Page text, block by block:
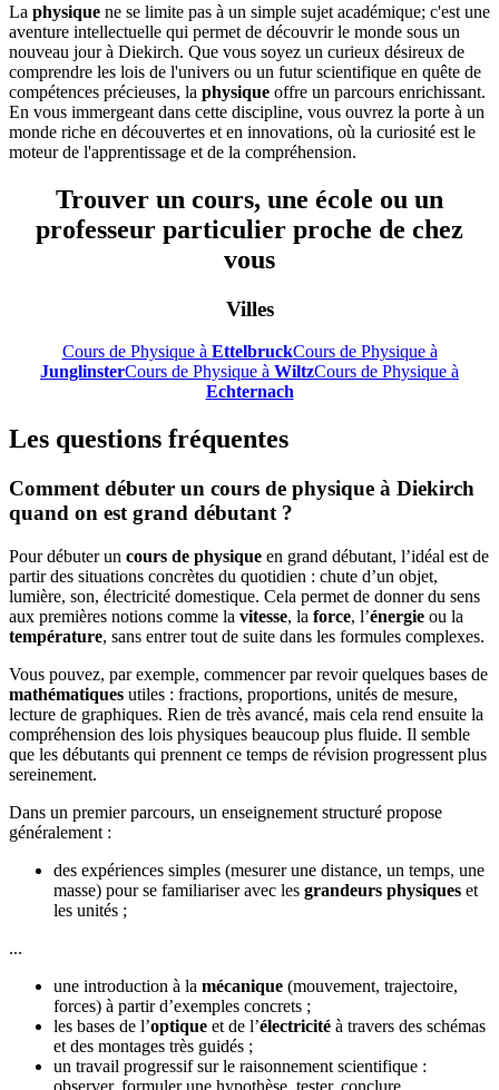
La physique ne se limite pas à un simple sujet académique; c'est une
aventure intellectuelle qui permet de découvrir le monde sous un
nouveau jour à Diekirch. Que vous soyez un curieux désireux de
comprendre les lois de l'univers ou un futur scientifique en quête de
compétences précieuses, la physique offre un parcours enrichissant.
En vous immergeant dans cette discipline, vous ouvrez la porte à un
monde riche en découvertes et en innovations, où la curiosité est le
moteur de l'apprentissage et de la compréhension.
Trouver un cours, une école ou un
professeur particulier proche de chez
vous
Villes
Cours de Physique à EttelbruckCours de Physique à
JunglinsterCours de Physique à WiltzCours de Physique à
Echternach
Les questions fréquentes
Comment débuter un cours de physique à Diekirch
quand on est grand débutant ?
Pour débuter un cours de physique en grand débutant, l’idéal est de
partir des situations concrètes du quotidien : chute d’un objet,
lumière, son, électricité domestique. Cela permet de donner du sens
aux premières notions comme la vitesse, la force, l’énergie ou la
température, sans entrer tout de suite dans les formules complexes.
Vous pouvez, par exemple, commencer par revoir quelques bases de
mathématiques utiles : fractions, proportions, unités de mesure,
lecture de graphiques. Rien de très avancé, mais cela rend ensuite la
compréhension des lois physiques beaucoup plus fluide. Il semble
que les débutants qui prennent ce temps de révision progressent plus
sereinement.
Dans un premier parcours, un enseignement structuré propose
généralement :
des expériences simples (mesurer une distance, un temps, une
masse) pour se familiariser avec les grandeurs physiques et
les unités ;
...
une introduction à la mécanique (mouvement, trajectoire,
forces) à partir d’exemples concrets ;
les bases de l’optique et de l’électricité à travers des schémas
et des montages très guidés ;
un travail progressif sur le raisonnement scientifique :
observer, formuler une hypothèse, tester, conclure.